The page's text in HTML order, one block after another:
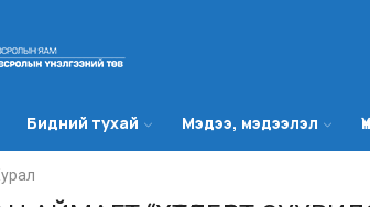
Бидний тухай Мэдээ, мэдээлэл